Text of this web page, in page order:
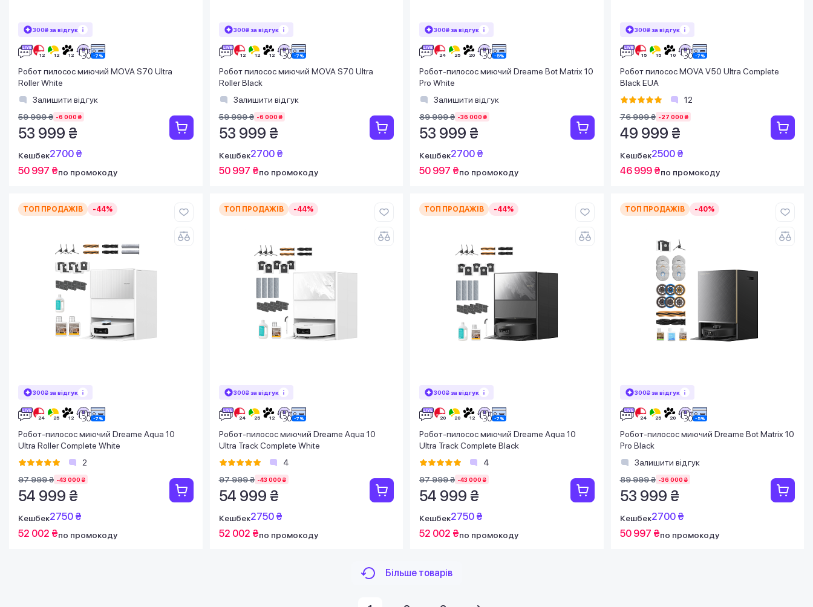
300₴ за відгук
Робот пилосос миючий MOVA S70 Ultra
Roller White
Залишити відгук
59 999 ₴ -6 000 ₴
53 999 ₴
Кешбек2700 ₴
50 997 ₴по промокоду
300₴ за відгук
Робот пилосос миючий MOVA S70 Ultra
Roller Black
Залишити відгук
59 999 ₴ -6 000 ₴
53 999 ₴
Кешбек2700 ₴
50 997 ₴по промокоду
300₴ за відгук
Робот-пилосос миючий Dreame Bot Matrix 10
Pro White
Залишити відгук
89 999 ₴ -36 000 ₴
53 999 ₴
Кешбек2700 ₴
50 997 ₴по промокоду
300₴ за відгук
Робот пилосос MOVA V50 Ultra Complete
Black EUA
12
76 999 ₴ -27 000 ₴
49 999 ₴
Кешбек2500 ₴
46 999 ₴по промокоду
ТОП ПРОДАЖІВ -44%
300₴ за відгук
Робот-пилосос миючий Dreame Aqua 10
Ultra Roller Complete White
2
97 999 ₴ -43 000 ₴
54 999 ₴
Кешбек2750 ₴
52 002 ₴по промокоду
ТОП ПРОДАЖІВ -44%
300₴ за відгук
Робот-пилосос миючий Dreame Aqua 10
Ultra Track Complete White
4
97 999 ₴ -43 000 ₴
54 999 ₴
Кешбек2750 ₴
52 002 ₴по промокоду
ТОП ПРОДАЖІВ -44%
300₴ за відгук
Робот-пилосос миючий Dreame Aqua 10
Ultra Track Complete Black
4
97 999 ₴ -43 000 ₴
54 999 ₴
Кешбек2750 ₴
52 002 ₴по промокоду
ТОП ПРОДАЖІВ -40%
300₴ за відгук
Робот-пилосос миючий Dreame Bot Matrix 10
Pro Black
Залишити відгук
89 999 ₴ -36 000 ₴
53 999 ₴
Кешбек2700 ₴
50 997 ₴по промокоду
Більше товарів